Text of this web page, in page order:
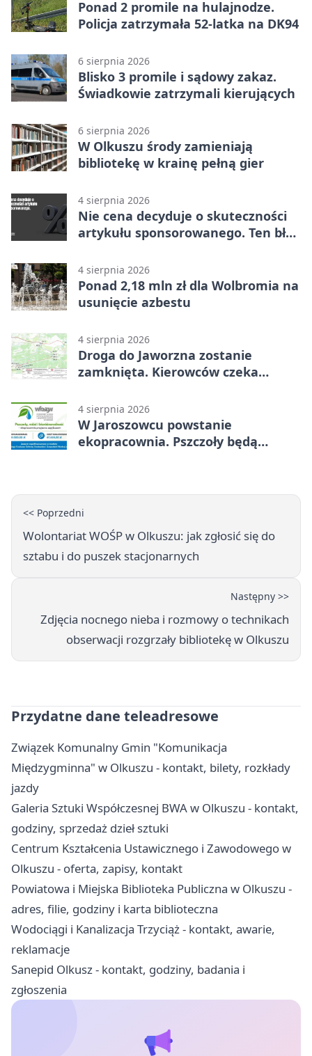
Ponad 2 promile na hulajnodze.
Policja zatrzymała 52-latka na DK94
6 sierpnia 2026
Blisko 3 promile i sądowy zakaz.
Świadkowie zatrzymali kierujących
6 sierpnia 2026
W Olkuszu środy zamieniają
bibliotekę w krainę pełną gier
4 sierpnia 2026
Nie cena decyduje o skuteczności
artykułu sponsorowanego. Ten błąd
4 sierpnia 2026
Ponad 2,18 mln zł dla Wolbromia na
usunięcie azbestu
4 sierpnia 2026
Droga do Jaworzna zostanie
zamknięta. Kierowców czeka
4 sierpnia 2026
W Jaroszowcu powstanie
ekopracownia. Pszczoły będą
<< Poprzedni
Wolontariat WOŚP w Olkuszu: jak zgłosić się do
sztabu i do puszek stacjonarnych
Następny >>
Zdjęcia nocnego nieba i rozmowy o technikach
obserwacji rozgrzały bibliotekę w Olkuszu
Przydatne dane teleadresowe
Związek Komunalny Gmin "Komunikacja
Międzygminna" w Olkuszu - kontakt, bilety, rozkłady
jazdy
Galeria Sztuki Współczesnej BWA w Olkuszu - kontakt,
godziny, sprzedaż dzieł sztuki
Centrum Kształcenia Ustawicznego i Zawodowego w
Olkuszu - oferta, zapisy, kontakt
Powiatowa i Miejska Biblioteka Publiczna w Olkuszu -
adres, filie, godziny i karta biblioteczna
Wodociągi i Kanalizacja Trzyciąż - kontakt, awarie,
reklamacje
Sanepid Olkusz - kontakt, godziny, badania i
zgłoszenia